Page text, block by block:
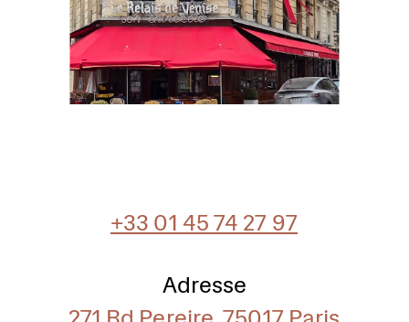
+33 01 45 74 27 97
Adresse